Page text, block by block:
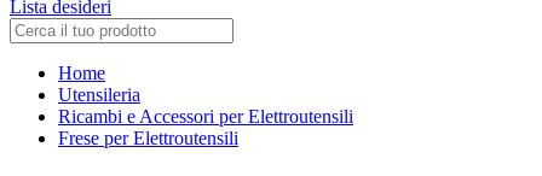
Lista desideri
Home
Utensileria
Ricambi e Accessori per Elettroutensili
Frese per Elettroutensili